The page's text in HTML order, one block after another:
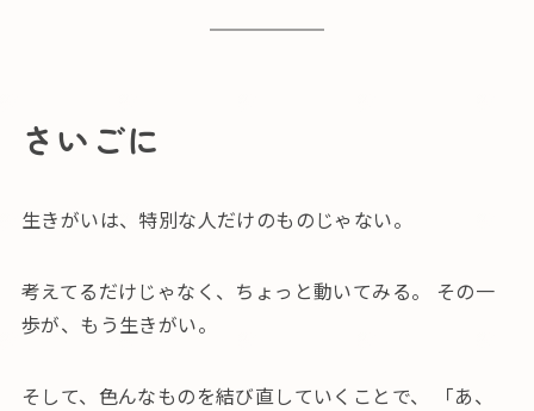
さいごに
生きがいは、特別な人だけのものじゃない。
考えてるだけじゃなく、ちょっと動いてみる。 その一
歩が、もう生きがい。
そして、色んなものを結び直していくことで、 「あ、